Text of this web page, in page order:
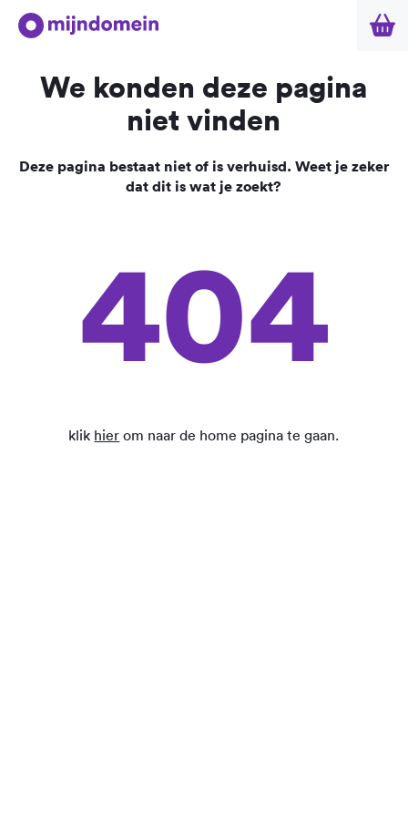
We konden deze pagina
niet vinden
Deze pagina bestaat niet of is verhuisd. Weet je zeker
dat dit is wat je zoekt?
404
klik hier om naar de home pagina te gaan.